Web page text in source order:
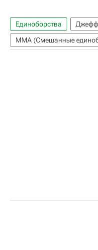
Единоборства
ММА (Смешанные